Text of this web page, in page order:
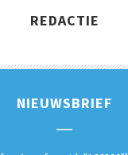
REDACTIE
NIEUWSBRIEF